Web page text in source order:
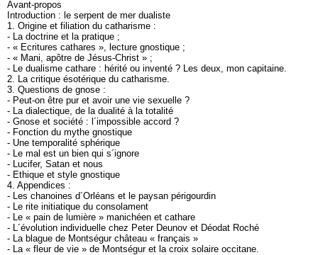
Avant-propos
Introduction : le serpent de mer dualiste
1. Origine et filiation du catharisme :
- La doctrine et la pratique ;
- « Ecritures cathares », lecture gnostique ;
- « Mani, apôtre de Jésus-Christ » ;
- Le dualisme cathare : hérité ou inventé ? Les deux, mon capitaine.
2. La critique ésotérique du catharisme.
3. Questions de gnose :
- Peut-on être pur et avoir une vie sexuelle ?
- La dialectique, de la dualité à la totalité
- Gnose et société : l´impossible accord ?
- Fonction du mythe gnostique
- Une temporalité sphérique
- Le mal est un bien qui s´ignore
- Lucifer, Satan et nous
- Ethique et style gnostique
4. Appendices :
- Les chanoines d´Orléans et le paysan périgourdin
- Le rite initiatique du consolament
- Le « pain de lumière » manichéen et cathare
- L´évolution individuelle chez Peter Deunov et Déodat Roché
- La blague de Montségur château « français »
- La « fleur de vie » de Montségur et la croix solaire occitane.